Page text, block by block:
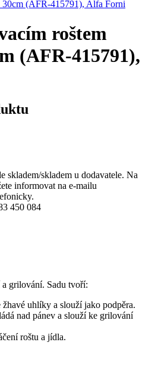
(AFR-415791), Alfa Forni
roštem
(AFR-415791),
skladem/skladem u dodavatele. Na
informovat na e-mailu
450 084
grilování. Sadu tvoří:
žhavé uhlíky a slouží jako podpěra.
nad pánev a slouží ke grilování
roštu a jídla.